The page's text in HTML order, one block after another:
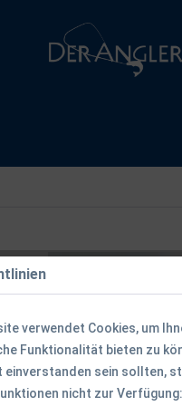
verwendet Cookies, um
Funktionalität bieten zu
einverstanden sein sollten,
nicht zur Verfügung: